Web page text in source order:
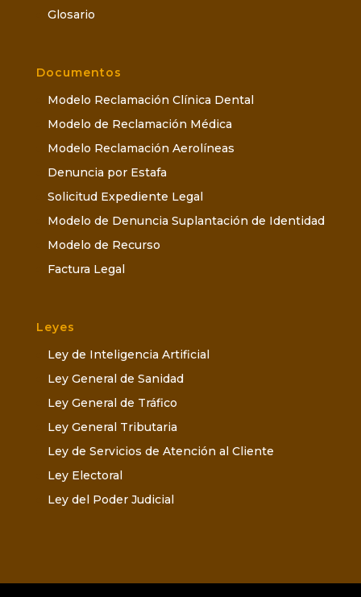
Glosario
Documentos
Modelo Reclamación Clínica Dental
Modelo de Reclamación Médica
Modelo Reclamación Aerolíneas
Denuncia por Estafa
Solicitud Expediente Legal
Modelo de Denuncia Suplantación de Identidad
Modelo de Recurso
Factura Legal
Leyes
Ley de Inteligencia Artificial
Ley General de Sanidad
Ley General de Tráfico
Ley General Tributaria
Ley de Servicios de Atención al Cliente
Ley Electoral
Ley del Poder Judicial